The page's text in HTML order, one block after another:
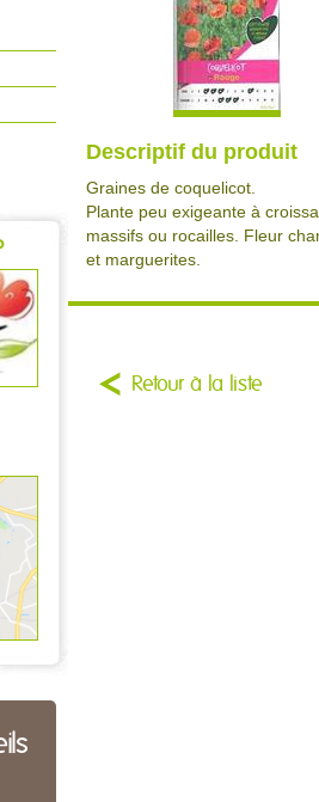
Descriptif du produit
Graines de coquelicot.
Plante peu exigeante à
massifs ou rocailles. Fleur
et marguerites.
Retour à la liste